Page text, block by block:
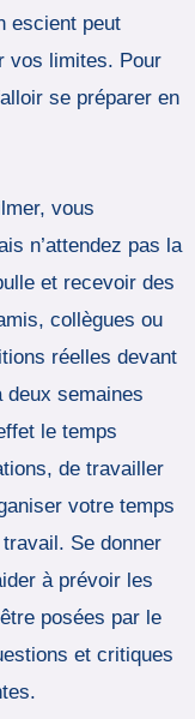
escient peut
vos limites. Pour
se préparer en
vous
n’attendez pas la
et recevoir des
collègues ou
réelles devant
deux semaines
le temps
de travailler
votre temps
Se donner
à prévoir les
posées par le
et critiques